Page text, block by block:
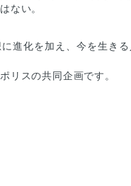
ない。
進化を加え、今を生き
リスの共同企画です。